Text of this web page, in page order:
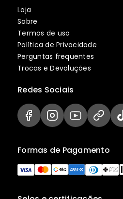
Loja
Sobre
Termos de uso
Política de Privacidade
Perguntas frequentes
Trocas e Devoluções
Formas de Pagamento
Redes Sociais